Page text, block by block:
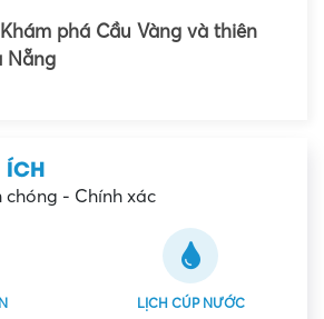
phá Cầu Vàng và thiên
Nẵng
ÍCH
chóng - Chính xác
LỊCH CÚP NƯỚC